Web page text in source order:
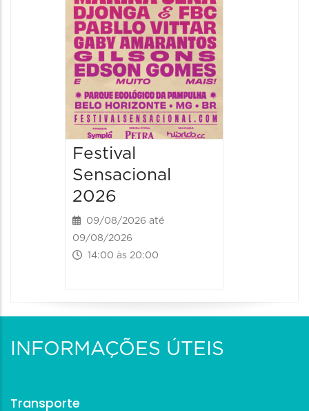
Festival
Sensacional
2026
09/08/2026 até
09/08/2026
14:00 às 20:00
INFORMAÇÕES ÚTEIS
Transporte